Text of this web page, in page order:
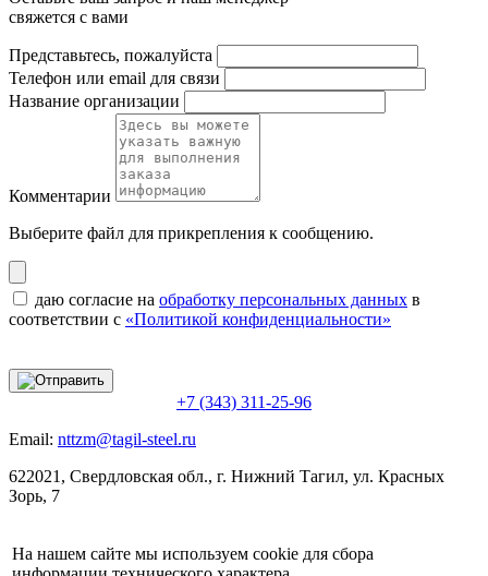
свяжется с вами
Представьтесь, пожалуйста
Телефон или email для связи
Название организации
Комментарии
Выберите файл для прикрепления к сообщению.
даю согласие на обработку персональных данных в
соответствии с «Политикой конфиденциальности»
+7 (343) 311-25-96
Email: nttzm@tagil-steel.ru
622021, Свердловская обл., г. Нижний Тагил, ул. Красных
Зорь, 7
На нашем сайте мы используем cookie для сбора